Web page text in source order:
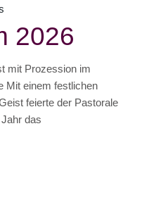
2026
mit Prozession im
Mit einem festlichen
feierte der Pastorale
das